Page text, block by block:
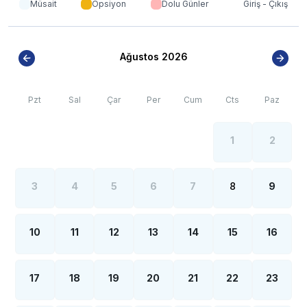
Müsait Opsiyon Dolu Günler Giriş - Çıkış
Ağustos 2026
Pzt Sal Çar Per Cum Cts Paz
1 2
3 4 5 6 7 8 9
10 11 12 13 14 15 16
17 18 19 20 21 22 23